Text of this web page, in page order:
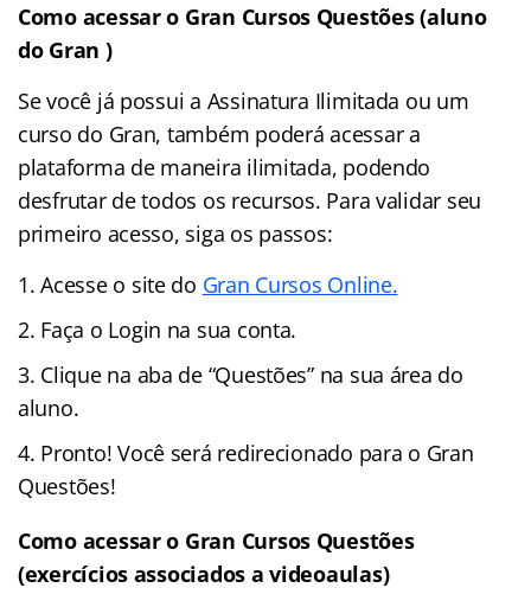
Como acessar o Gran Cursos Questões (aluno
do Gran )
Se você já possui a Assinatura Ilimitada ou um
curso do Gran, também poderá acessar a
plataforma de maneira ilimitada, podendo
desfrutar de todos os recursos. Para validar seu
primeiro acesso, siga os passos:
Acesse o site do Gran Cursos Online.
Faça o Login na sua conta.
Clique na aba de “Questões” na sua área do
aluno.
Pronto! Você será redirecionado para o Gran
Questões!
Como acessar o Gran Cursos Questões
(exercícios associados a videoaulas)